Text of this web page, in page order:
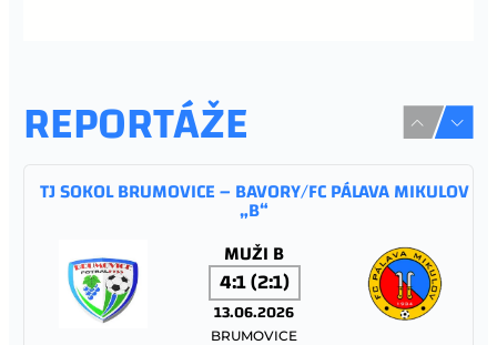
REPORTÁŽE
TJ SOKOL BRUMOVICE – BAVORY/FC PÁLAVA MIKULOV
„B“
MUŽI B
4:1 (2:1)
13.06.2026
BRUMOVICE